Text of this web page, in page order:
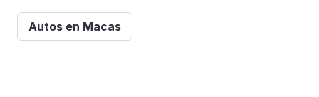
Autos en Macas